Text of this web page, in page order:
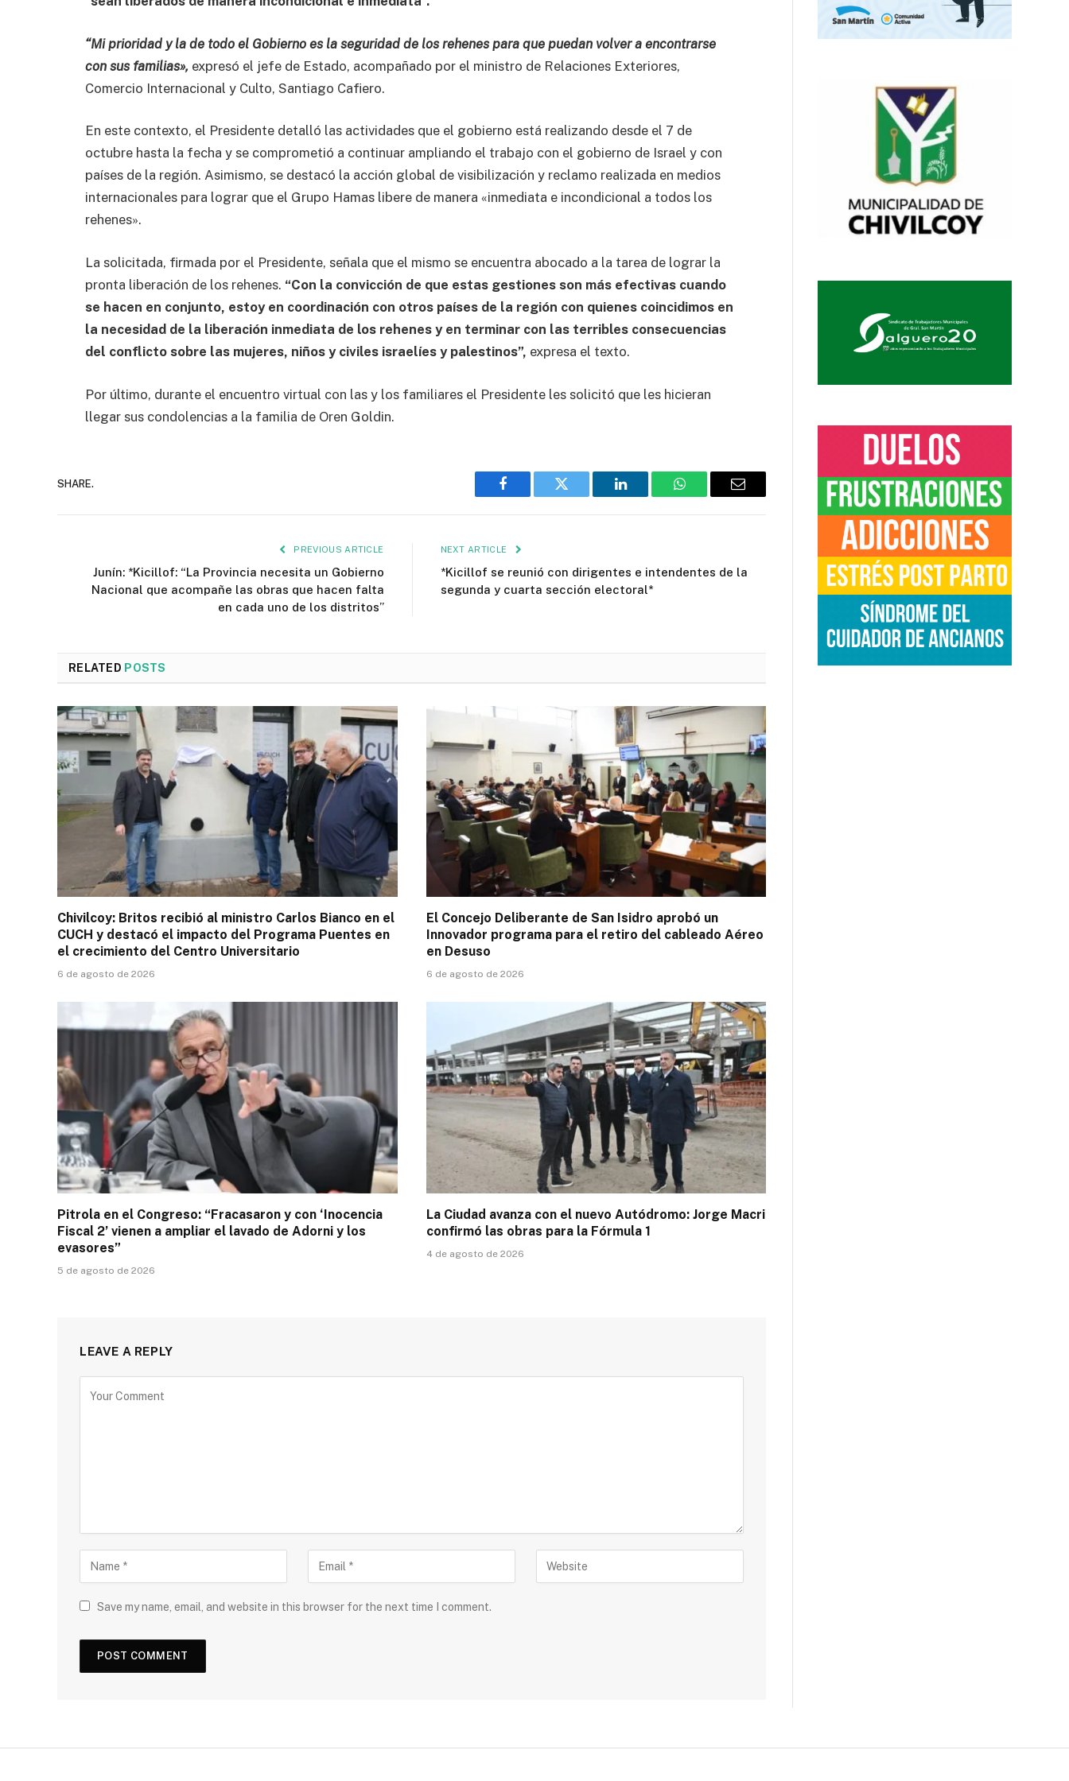
“Mi prioridad y la de todo el Gobierno es la seguridad de los rehenes para que puedan volver a encontrarse
con sus familias», expresó el jefe de Estado, acompañado por el ministro de Relaciones Exteriores,
Comercio Internacional y Culto, Santiago Cafiero.
En este contexto, el Presidente detalló las actividades que el gobierno está realizando desde el 7 de
octubre hasta la fecha y se comprometió a continuar ampliando el trabajo con el gobierno de Israel y con
países de la región. Asimismo, se destacó la acción global de visibilización y reclamo realizada en medios
internacionales para lograr que el Grupo Hamas libere de manera «inmediata e incondicional a todos los
rehenes».
La solicitada, firmada por el Presidente, señala que el mismo se encuentra abocado a la tarea de lograr la
pronta liberación de los rehenes. “Con la convicción de que estas gestiones son más efectivas cuando
se hacen en conjunto, estoy en coordinación con otros países de la región con quienes coincidimos en
la necesidad de la liberación inmediata de los rehenes y en terminar con las terribles consecuencias
del conflicto sobre las mujeres, niños y civiles israelíes y palestinos”, expresa el texto.
Por último, durante el encuentro virtual con las y los familiares el Presidente les solicitó que les hicieran
llegar sus condolencias a la familia de Oren Goldin.
SHARE.
Facebook Twitter LinkedIn WhatsAppEmail
PREVIOUS ARTICLE
Junín: *Kicillof: “La Provincia necesita un Gobierno
Nacional que acompañe las obras que hacen falta
en cada uno de los distritos”
NEXT ARTICLE
*Kicillof se reunió con dirigentes e intendentes de la
segunda y cuarta sección electoral*
RELATED POSTS
Chivilcoy: Britos recibió al ministro Carlos Bianco en el
CUCH y destacó el impacto del Programa Puentes en
el crecimiento del Centro Universitario
6 de agosto de 2026
El Concejo Deliberante de San Isidro aprobó un
Innovador programa para el retiro del cableado Aéreo
en Desuso
6 de agosto de 2026
Pitrola en el Congreso: “Fracasaron y con ‘Inocencia
Fiscal 2’ vienen a ampliar el lavado de Adorni y los
evasores”
5 de agosto de 2026
La Ciudad avanza con el nuevo Autódromo: Jorge Macri
confirmó las obras para la Fórmula 1
4 de agosto de 2026
LEAVE A REPLY
Save my name, email, and website in this browser for the next time I comment.